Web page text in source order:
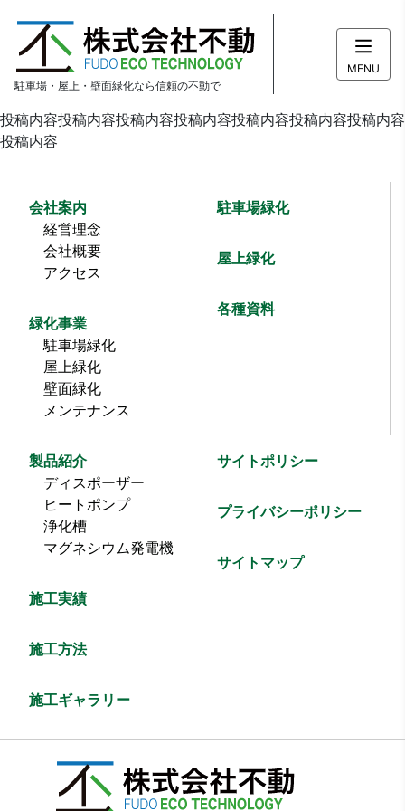
駐車場・屋上・壁面緑化なら信頼の不動で
MENU
投稿内容投稿内容投稿内容投稿内容投稿内容投稿内容投稿内容
投稿内容
会社案内
経営理念
会社概要
アクセス
緑化事業
駐車場緑化
屋上緑化
壁面緑化
メンテナンス
駐車場緑化
屋上緑化
各種資料
製品紹介
ディスポーザー
ヒートポンプ
浄化槽
マグネシウム発電機
施工実績
施工方法
施工ギャラリー
サイトポリシー
プライバシーポリシー
サイトマップ